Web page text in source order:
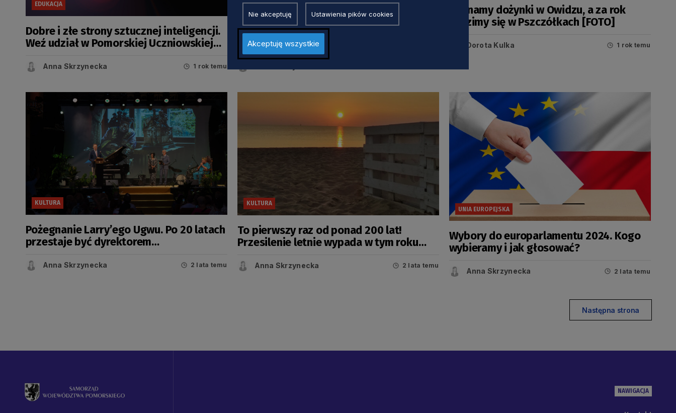
EDUKACJA
Dobre i złe strony sztucznej inteligencji.
Weź udział w Pomorskiej Uczniowskiej
Anna Skrzynecka 1 rok temu
GOSPODARKA
Koniec lata jest bliski. Czas przywitać za
oknami jesień i poznać jej uroki
Żegnamy dożynki w Owidzu, a za rok
widzimy się w Pszczółkach [FOTO]
Dorota Kulka 1 rok temu
KULTURA
Pożegnanie Larry’ego Ugwu. Po 20 latach
przestaje być dyrektorem
Anna Skrzynecka 2 lata temu
KULTURA
To pierwszy raz od ponad 200 lat!
Przesilenie letnie wypada w tym roku
Anna Skrzynecka 2 lata temu
UNIA EUROPEJSKA
Wybory do europarlamentu 2024. Kogo
wybieramy i jak głosować?
Anna Skrzynecka 2 lata temu
Następna strona
NAWIGACJA
Nie akceptuję Ustawienia pików cookies
Akceptuję wszystkie